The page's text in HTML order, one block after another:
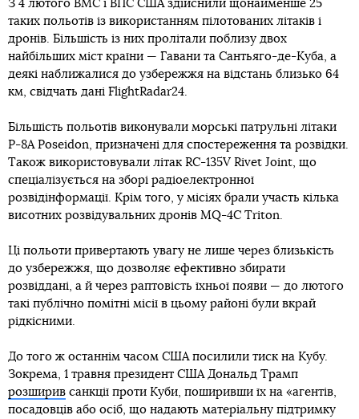
З 4 лютого ВМС і ВПС США здійснили щонайменше 25
таких польотів із використанням пілотованих літаків і
дронів. Більшість із них пролітали поблизу двох
найбільших міст країни — Гавани та Сантьяго-де-Куба, а
деякі наближалися до узбережжя на відстань близько 64
км, свідчать дані FlightRadar24.
Більшість польотів виконували морські патрульні літаки
P-8A Poseidon, призначені для спостереження та розвідки.
Також використовували літак RC-135V Rivet Joint, що
спеціалізується на зборі радіоелектронної
розвідінформації. Крім того, у місіях брали участь кілька
висотних розвідувальних дронів MQ-4C Triton.
Ці польоти привертають увагу не лише через близькість
до узбережжя, що дозволяє ефективно збирати
розвіддані, а й через раптовість їхньої появи — до лютого
такі публічно помітні місії в цьому районі були вкрай
рідкісними.
До того ж останнім часом США посилили тиск на Кубу.
Зокрема, 1 травня президент США Дональд Трамп
розширив санкції проти Куби, поширивши їх на «агентів,
посадовців або осіб, що надають матеріальну підтримку